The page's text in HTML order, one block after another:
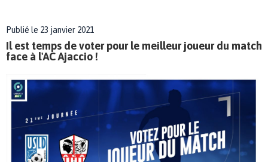
Publié le 23 janvier 2021
Il est temps de voter pour le meilleur joueur du match
face à l'AC Ajaccio !